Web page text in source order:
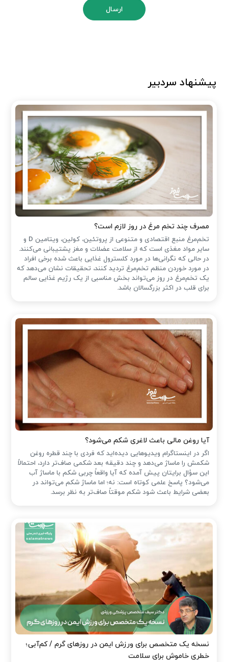
ارسال
پیشنهاد سردبیر
مصرف چند تخم مرغ در روز لازم است؟
تخم‌مرغ منبع اقتصادی و متنوعی از پروتئین، کولین، ویتامین D و
سایر مواد مغذی است که از سلامت عضلات و مغز پشتیبانی می‌کنند.
در حالی که نگرانی‌ها در مورد کلسترول غذایی باعث شده ‌برخی افراد
در مورد خوردن منظم تخم‌مرغ تردید کنند، تحقیقات نشان می‌دهد که
یک تخم‌مرغ در روز می‌تواند بخش مناسبی از یک رژیم غذایی سالم
برای قلب در اکثر بزرگسالان باشد.
آیا روغن مالی باعث لاغری شکم می‌شود؟
اگر در اینستاگرام ویدیوهایی دیده‌اید که فردی با چند قطره روغن
شکمش را ماساژ می‌دهد و چند دقیقه بعد شکمی صاف‌تر دارد، احتمالاً
این سؤال برایتان پیش آمده که آیا واقعاً چربی شکم با ماساژ آب
می‌شود؟ پاسخ علمی کوتاه است: نه؛ اما ماساژ شکم می‌تواند در
بعضی شرایط باعث شود شکم موقتاً صاف‌تر به نظر برسد.
نسخه یک متخصص برای ورزش ایمن در روزهای گرم / کم‌آبی؛
خطری خاموش برای سلامت